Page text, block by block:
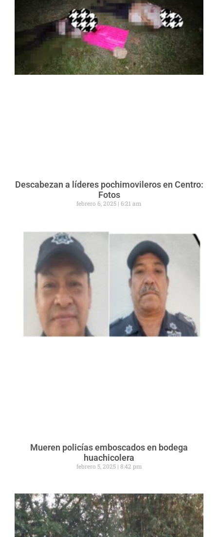
Descabezan a líderes pochimovileros en Centro:
Fotos
febrero 6, 2025 6:21 am
Mueren policías emboscados en bodega
huachicolera
febrero 5, 2025 8:42 pm